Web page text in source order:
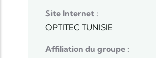
Site Internet :
OPTITEC TUNISIE
Affiliation du groupe :